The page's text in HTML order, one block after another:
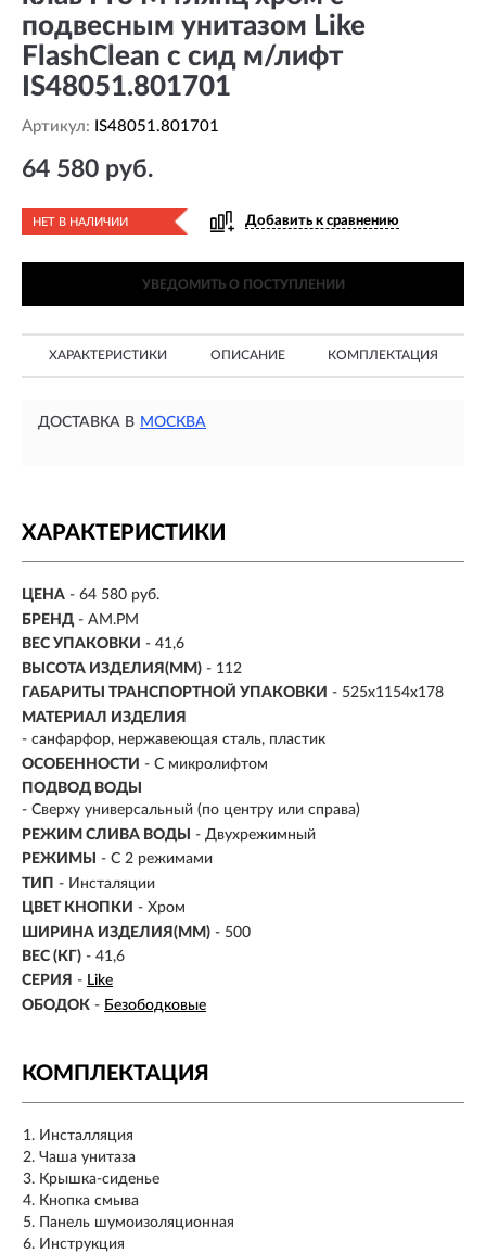
подвесным унитазом Like
FlashClean с сид м/лифт
IS48051.801701
Артикул: IS48051.801701
64 580 руб.
НЕТ В НАЛИЧИИ Добавить к сравнению
УВЕДОМИТЬ О ПОСТУПЛЕНИИ
ХАРАКТЕРИСТИКИ ОПИСАНИЕ КОМПЛЕКТАЦИЯ
ДОСТАВКА В МОСКВА
ХАРАКТЕРИСТИКИ
ЦЕНА - 64 580 руб.
БРЕНД - AM.PM
ВЕС УПАКОВКИ - 41,6
ВЫСОТА ИЗДЕЛИЯ(ММ) - 112
ГАБАРИТЫ ТРАНСПОРТНОЙ УПАКОВКИ - 525x1154x178
МАТЕРИАЛ ИЗДЕЛИЯ
- санфарфор, нержавеющая сталь, пластик
ОСОБЕННОСТИ - С микролифтом
ПОДВОД ВОДЫ
- Сверху универсальный (по центру или справа)
РЕЖИМ СЛИВА ВОДЫ
- Двухрежимный
РЕЖИМЫ
- С 2 режимами
ТИП - Инсталяции
ЦВЕТ КНОПКИ - Хром
ШИРИНА ИЗДЕЛИЯ(ММ) - 500
ВЕС (КГ) - 41,6
СЕРИЯ - Like
ОБОДОК - Безободковые
КОМПЛЕКТАЦИЯ
Инсталляция
Чаша унитаза
Крышка-сиденье
Кнопка смыва
Панель шумоизоляционная
Инструкция